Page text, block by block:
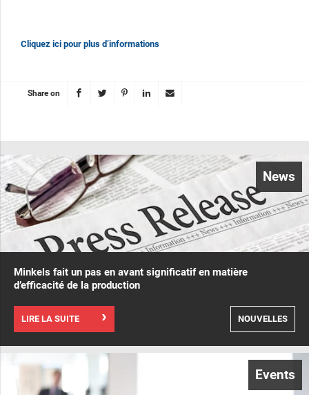
Cliquez ici pour plus d’informations
Share on
News
Minkels fait un pas en avant significatif en matière
d’efficacité de la production
LIRE LA SUITE NOUVELLES
Events